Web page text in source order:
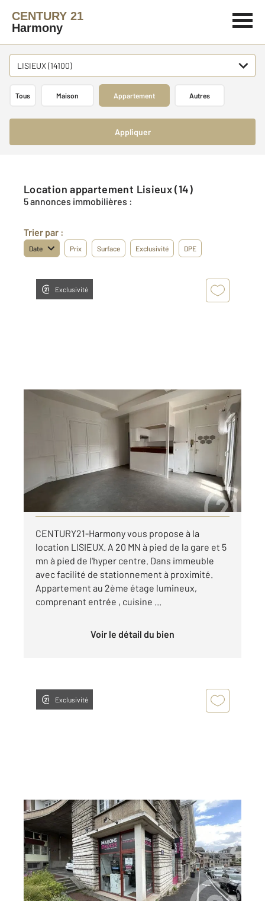
CENTURY 21
Harmony
LISIEUX (14100)
Tous Maison Appartement Autres
Appliquer
Location appartement Lisieux (14)
5 annonces immobilières :
Trier par :
Date Prix Surface Exclusivité DPE
Exclusivité
LISIEUX 14
Ref : 2436
Appartement F2 à louer
625 €
par mois charges comprises
CENTURY21-Harmony vous propose à la
location LISIEUX. A 20 MN à pied de la gare et 5
mn à pied de l'hyper centre. Dans immeuble
avec facilité de stationnement à proximité.
Appartement au 2ème étage lumineux,
comprenant entrée , cuisine ...
Voir le détail du bien
Exclusivité
LISIEUX 14
24,60 m
2, 2 pièces
Ref : 2302
Appartement Local à louer
555 €
par mois charges comprises